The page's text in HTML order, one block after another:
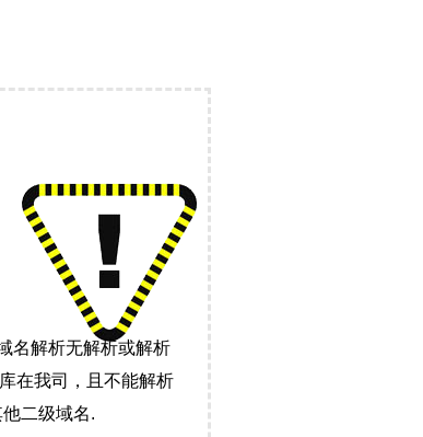
名解析无解析或解析
在我司，且不能解析
二级域名.